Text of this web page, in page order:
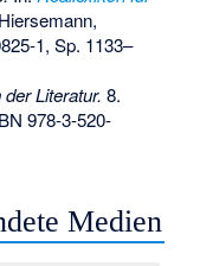
1, Sp. 1133–
Literatur. 8.
978-3-520-
Medien